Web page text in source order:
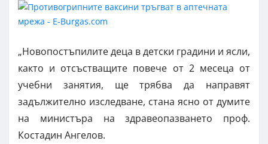
„Новопостъпилите деца в детски градини и ясли,
както и отсъстващите повече от 2 месеца от
учебни занятия, ще трябва да направят
задължително изследване, стана ясно от думите
на министъра на здравеопазването проф.
Костадин Ангелов.